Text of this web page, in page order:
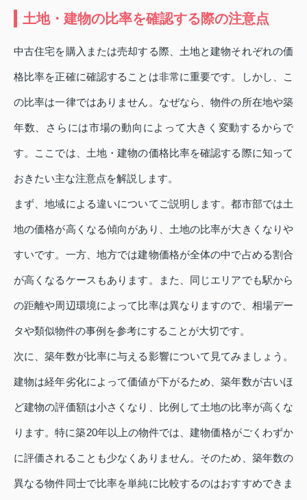
土地・建物の比率を確認する際の注意点
中古住宅を購入または売却する際、土地と建物それぞれの価
格比率を正確に確認することは非常に重要です。しかし、こ
の比率は一律ではありません。なぜなら、物件の所在地や築
年数、さらには市場の動向によって大きく変動するからで
す。ここでは、土地・建物の価格比率を確認する際に知って
おきたい主な注意点を解説します。
まず、地域による違いについてご説明します。都市部では土
地の価格が高くなる傾向があり、土地の比率が大きくなりや
すいです。一方、地方では建物価格が全体の中で占める割合
が高くなるケースもあります。また、同じエリアでも駅から
の距離や周辺環境によって比率は異なりますので、相場デー
タや類似物件の事例を参考にすることが大切です。
次に、築年数が比率に与える影響について見てみましょう。
建物は経年劣化によって価値が下がるため、築年数が古いほ
ど建物の評価額は小さくなり、比例して土地の比率が高くな
ります。特に築20年以上の物件では、建物価格がごくわずか
に評価されることも少なくありません。そのため、築年数の
異なる物件同士で比率を単純に比較するのはおすすめできま